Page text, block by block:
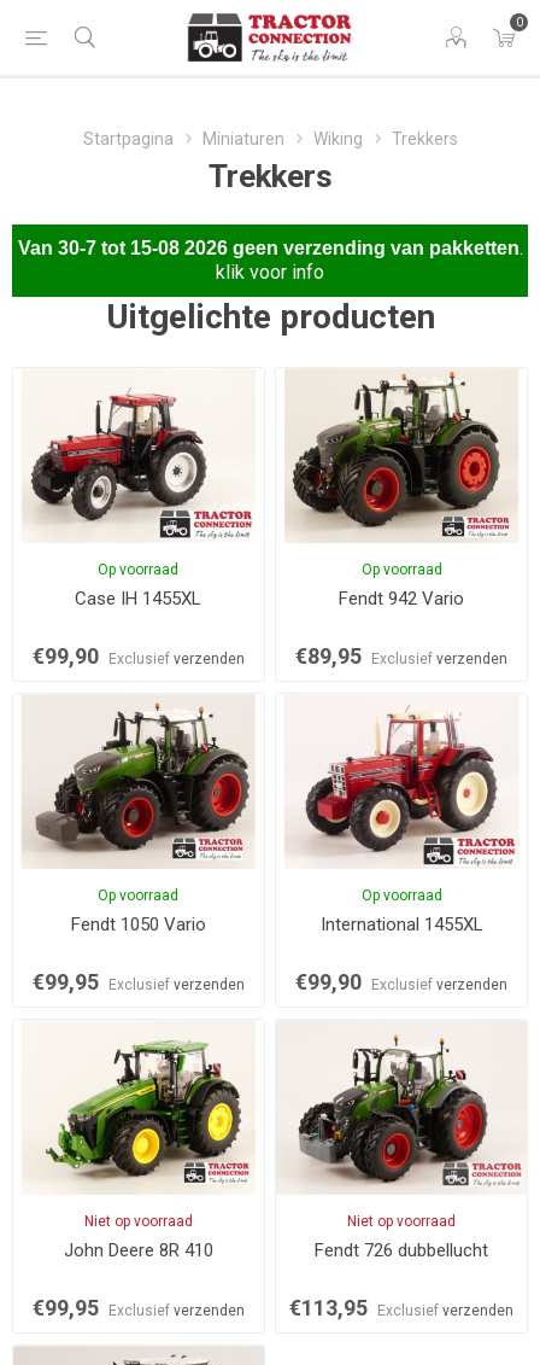
0
Startpagina Miniaturen Wiking Trekkers
Trekkers
Van 30-7 tot 15-08 2026 geen verzending van pakketten.
klik voor info
Uitgelichte producten
Op voorraad
Case IH 1455XL
€99,90 Exclusief verzenden
Op voorraad
Fendt 942 Vario
€89,95 Exclusiefverzenden
Op voorraad
Fendt 1050 Vario
€99,95 Exclusief verzenden
Op voorraad
International 1455XL
€99,90 Exclusiefverzenden
Niet op voorraad
John Deere 8R 410
€99,95 Exclusief verzenden
Niet op voorraad
Fendt 726 dubbellucht
€113,95 Exclusiefverzenden